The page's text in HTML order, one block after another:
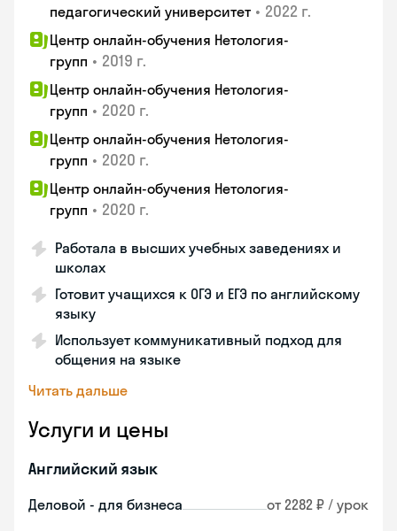
педагогический университет • 2022 г.
Центр онлайн-обучения Нетология-
групп • 2019 г.
Центр онлайн-обучения Нетология-
групп • 2020 г.
Центр онлайн-обучения Нетология-
групп • 2020 г.
Центр онлайн-обучения Нетология-
групп • 2020 г.
Работала в высших учебных заведениях и
школах
Готовит учащихся к ОГЭ и ЕГЭ по английскому
языку
Использует коммуникативный подход для
общения на языке
Читать дальше
Услуги и цены
Английский язык
Деловой - для бизнеса от 2282 ₽ / урок